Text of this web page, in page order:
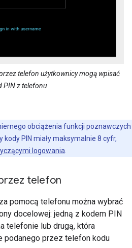
telefon użytkownicy mogą wpisać
PIN z telefonu
obciążenia funkcji poznawczych
PIN miały maksymalnie 8 cyfr,
logowania.
telefon
pomocą telefonu można wybrać
docelowej: jedną z kodem PIN
telefonie lub drugą, która
podanego przez telefon kodu